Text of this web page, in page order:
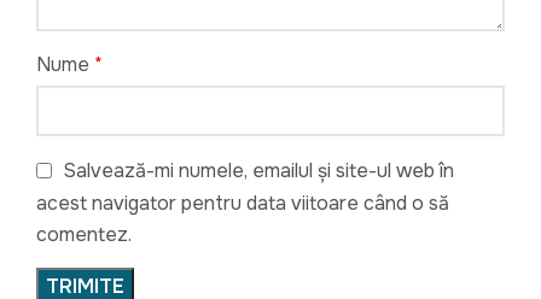
Nume *
Salvează-mi numele, emailul și site-ul web în
acest navigator pentru data viitoare când o să
comentez.